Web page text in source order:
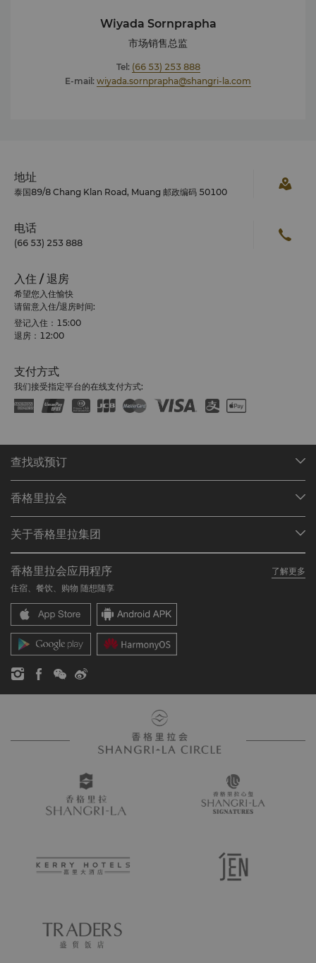
（2018年4月18日） 2017年 2017年中国首选酒店 –
Ctrip.com 2017年亚洲顶级休闲酒店 – NOW 亚洲旅游大奖
店餐厅 – 金奖（2017年8月6日） 2017年泰国Exotiq最佳
奖：清迈最佳国际酒店 – 铜奖（2017年8月6日） 2017年卓
2016年泰国最佳餐厅奖 2015年 2015年亚洲顶级家庭酒店
奖 – NOW亚洲旅游奖 2015年9月清迈总体营收最佳表现奖 –
票选泰国最佳餐厅奖 2015年卓越表现奖 – 由TripAdvisor票
选 2009年 - 2014年 亚洲家庭酒店五强 – 由NOW亚洲旅游
奖 – Ctrip.com 2013年泰国金奖第8名 – 《Conde Nast
Traveler》（美国）读者之选 2012年“亚洲及泰国最佳豪华酒
店” – TripAdvisor旅行者之选大奖 2012年卓越表现奖 –
TripAdvisor 2012年全球100强酒店 – 《康泰纳仕旅行者》
读者之选大奖 2009年“亚洲、澳洲及太平洋地区金榜酒店之
communications.slcm@shangri-la.com
253 888
Wiyada Sornprapha
市场销售总监
Tel: (66 53) 253 888
E-mail: wiyada.sornprapha@shangri-la.com
地址
泰国89/8 Chang Klan Road, Muang 邮政编码 50100
电话
(66 53) 253 888
入住 / 退房
希望您入住愉快
请留意入住/退房时间:
登记入住：15:00
退房：12:00
支付方式
我们接受指定平台的在线支付方式:
查找或预订
查找预订
餐厅与酒吧
香格里拉会
加入香格里拉会
常见问题
联络我们
关于香格里拉集团
我们的酒店品牌
香格里拉中心
香格里拉公寓
联系方式
职业发展
企业社会责任
新闻稿
香格里拉会应用程序
了解更多
住宿、餐饮、购物 随想随享